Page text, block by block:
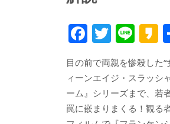
F
ac
e
b
o
T
w
itt
er
Li
n
e
K
k
a
o
目の前で両親を惨殺した
ィーンエイジ・スラッシ
ーム』シリーズまで、若
罠に嵌まりまくる！観る